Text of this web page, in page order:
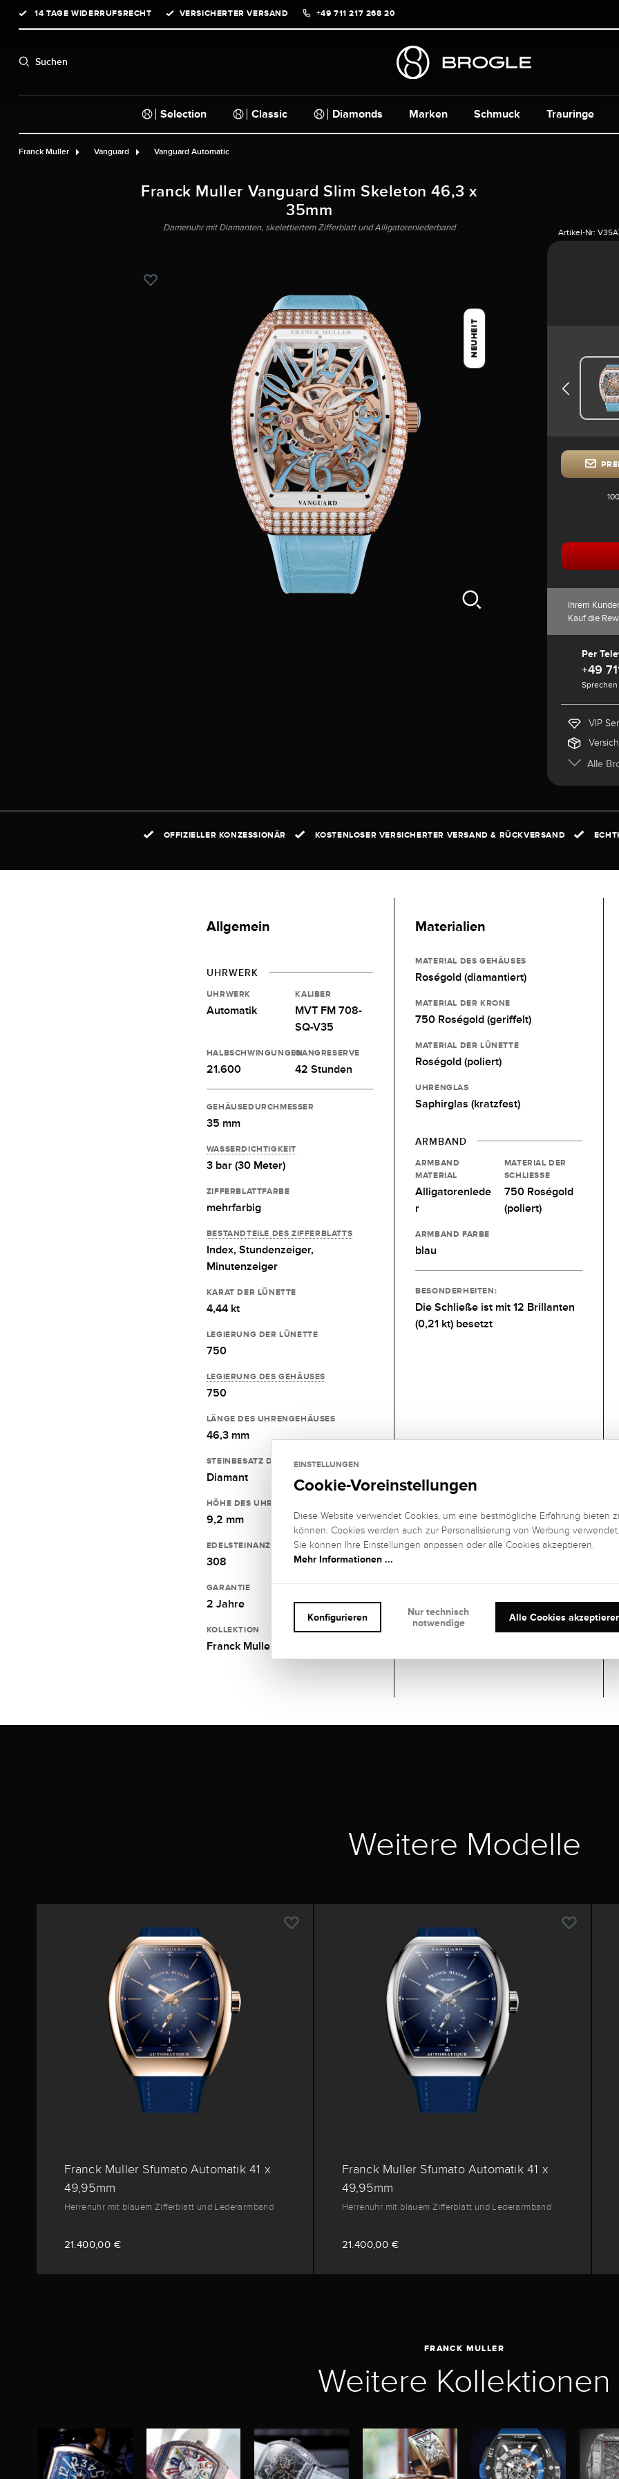
Zur Hauptnavigation springen
14 TAGE WIDERRUFSRECHT VERSICHERTER VERSAND +49 711 217 268 20
Suchen
Selection Classic Diamonds Marken Schmuck Trauringe
Franck Muller Vanguard Vanguard Automatic
Franck Muller Vanguard Slim Skeleton 46,3 x
35mm
Damenuhr mit Diamanten, skelettiertem Zifferblatt und Alligatorenlederband
NEUHEIT
Artikel-Nr:
Ihrem
Kauf die
Per
+49
VIP
Alle
OFFIZIELLER KONZESSIONÄR KOSTENLOSER VERSICHERTER VERSAND & RÜCKVERSAND
Allgemein
UHRWERK
UHRWERK
Automatik
KALIBER
MVT FM 708-
SQ-V35
HALBSCHWINGUNGEN
21.600
GANGRESERVE
42 Stunden
GEHÄUSEDURCHMESSER
35 mm
WASSERDICHTIGKEIT
3 bar (30 Meter)
ZIFFERBLATTFARBE
mehrfarbig
BESTANDTEILE DES ZIFFERBLATTS
Index, Stundenzeiger,
Minutenzeiger
KARAT DER LÜNETTE
4,44 kt
LEGIERUNG DER LÜNETTE
750
LEGIERUNG DES GEHÄUSES
750
LÄNGE DES UHRENGEHÄUSES
46,3 mm
STEINBESATZ DER LÜNETTE
Diamant
HÖHE DES UHRENGEHÄUSE
9,2 mm
EDELSTEINANZAHL DER LÜNETTE
308
GARANTIE
2 Jahre
KOLLEKTION
Franck Muller Vanguard
Materialien
MATERIAL DES GEHÄUSES
Roségold (diamantiert)
MATERIAL DER KRONE
750 Roségold (geriffelt)
MATERIAL DER LÜNETTE
Roségold (poliert)
UHRENGLAS
Saphirglas (kratzfest)
ARMBAND
ARMBAND
MATERIAL
Alligatorenlede
r
MATERIAL DER
SCHLIESSE
750 Roségold
(poliert)
ARMBAND FARBE
blau
BESONDERHEITEN:
Die Schließe ist mit 12 Brillanten
(0,21 kt) besetzt
Weitere Modelle
Franck Muller Sfumato Automatik 41 x
49,95mm
Herrenuhr mit blauem Zifferblatt und Lederarmband
21.400,00 €
Franck Muller Sfumato Automatik 41 x
49,95mm
Herrenuhr mit blauem Zifferblatt und Lederarmband
21.400,00 €
FRANCK MULLER
Weitere Kollektionen
EINSTELLUNGEN
Cookie-Voreinstellungen
Diese Website verwendet Cookies, um eine bestmögliche Erfahrung bieten
können. Cookies werden auch zur Personalisierung von Werbung verwendet.
Sie können Ihre Einstellungen anpassen oder alle Cookies akzeptieren.
Mehr Informationen ...
Alle Cookies
Konfigurieren
Nur technisch
notwendige